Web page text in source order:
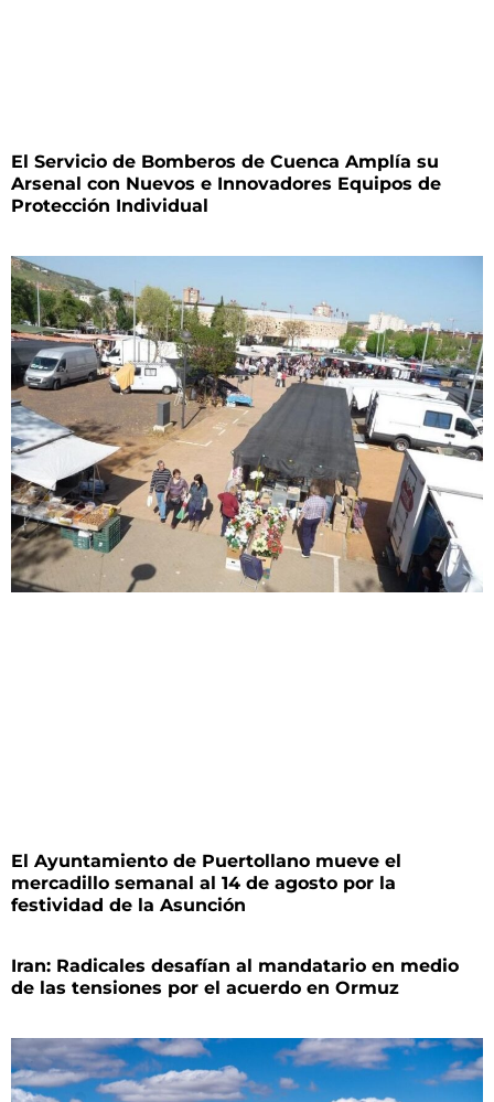
El Servicio de Bomberos de Cuenca Amplía su
Arsenal con Nuevos e Innovadores Equipos de
Protección Individual
El Ayuntamiento de Puertollano mueve el
mercadillo semanal al 14 de agosto por la
festividad de la Asunción
Iran: Radicales desafían al mandatario en medio
de las tensiones por el acuerdo en Ormuz